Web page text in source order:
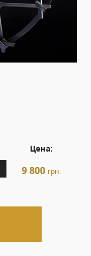
Цена:
9 800 грн.